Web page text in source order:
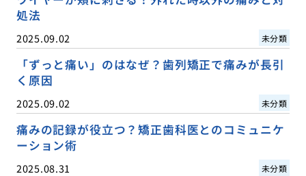
処法
2025.09.02 未分類
「ずっと痛い」のはなぜ？歯列矯正で痛みが長引
く原因
2025.09.02 未分類
痛みの記録が役立つ？矯正歯科医とのコミュニケ
ーション術
2025.08.31 未分類